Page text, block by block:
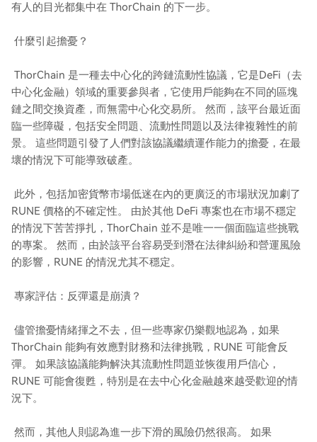
有人的目光都集中在 ThorChain 的下一步。
什麼引起擔憂？
ThorChain 是一種去中心化的跨鏈流動性協議，它是DeFi（去
中心化金融）領域的重要參與者，它使用戶能夠在不同的區塊
鏈之間交換資產，而無需中心化交易所。 然而，該平台最近面
臨一些障礙，包括安全問題、流動性問題以及法律複雜性的前
景。 這些問題引發了人們對該協議繼續運作能力的擔憂，在最
壞的情況下可能導致破產。
此外，包括加密貨幣市場低迷在內的更廣泛的市場狀況加劇了
RUNE 價格的不確定性。 由於其他 DeFi 專案也在市場不穩定
的情況下苦苦掙扎，ThorChain 並不是唯一一個面臨這些挑戰
的專案。 然而，由於該平台容易受到潛在法律糾紛和營運風險
的影響，RUNE 的情況尤其不穩定。
專家評估：反彈還是崩潰？
儘管擔憂情緒揮之不去，但一些專家仍樂觀地認為，如果
ThorChain 能夠有效應對財務和法律挑戰，RUNE 可能會反
彈。 如果該協議能夠解決其流動性問題並恢復用戶信心，
RUNE 可能會復甦，特別是在去中心化金融越來越受歡迎的情
況下。
然而，其他人則認為進一步下滑的風險仍然很高。 如果